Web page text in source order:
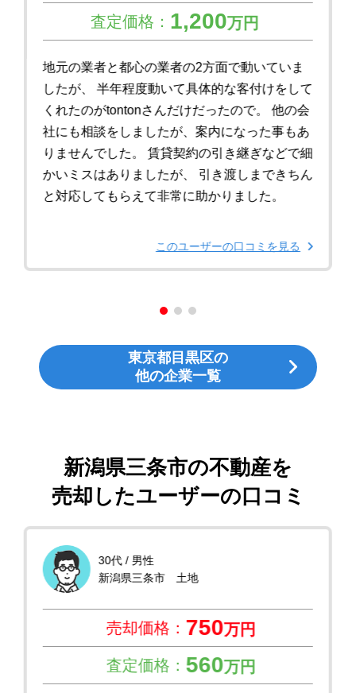
査定価格： 1,200万円
地元の業者と都心の業者の2方面で動いていま
したが、 半年程度動いて具体的な客付けをして
くれたのがtontonさんだけだったので。 他の会
社にも相談をしましたが、案内になった事もあ
りませんでした。 賃貸契約の引き継ぎなどで細
かいミスはありましたが、 引き渡しまできちん
と対応してもらえて非常に助かりました。
このユーザーの口コミを見る
東京都目黒区の
他の企業一覧
新潟県三条市の不動産を
売却したユーザーの口コミ
30代 / 男性
新潟県三条市 土地
売却価格： 750万円
査定価格： 560万円